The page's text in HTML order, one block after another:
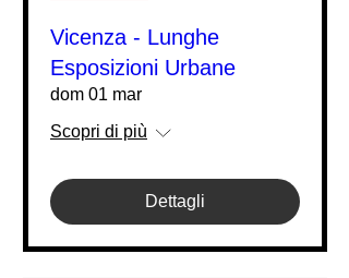
Vicenza - Lunghe
Esposizioni Urbane
dom 01 mar
Scopri di più
Dettagli